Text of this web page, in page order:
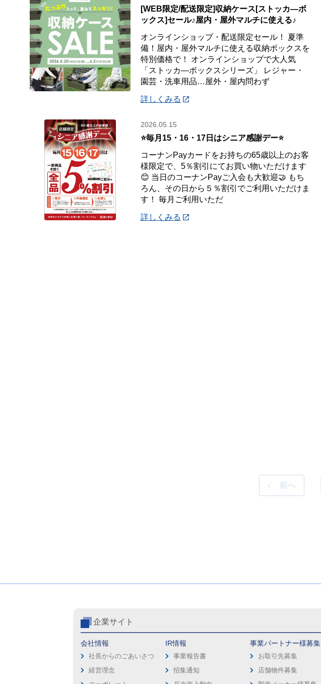
[WEB限定/配送限定]収納ケース[ストッカ―ボ
ックス]セール♪屋内・屋外マルチに使える♪
オンラインショップ・配送限定セール！ 夏準
備！屋内・屋外マルチに使える収納ボックスを
特別価格で！ オンラインショップで大人気
「ストッカ―ボックスシリーズ」 レジャー・
園芸・洗車用品…屋外・屋内問わず
詳しくみる
2026.05.15
⭐毎月15・16・17日はシニア感謝デー⭐
コーナンPayカードをお持ちの65歳以上のお客
様限定で、5％割引にてお買い物いただけます
😊 当日のコーナンPayご入会も大歓迎🤝 もち
ろん、その日から５％割引でご利用いただけま
す！ 毎月ご利用いただ
詳しくみる
前へ
企業サイト
会社情報
社長からのごあいさつ
経営理念
IR情報
事業報告書
招集通知
事業パートナー様募集
お取引先募集
店舗物件募集